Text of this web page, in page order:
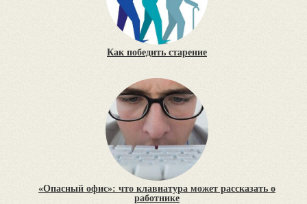
Как победить старение
«Опасный офис»: что клавиатура может рассказать о
работнике